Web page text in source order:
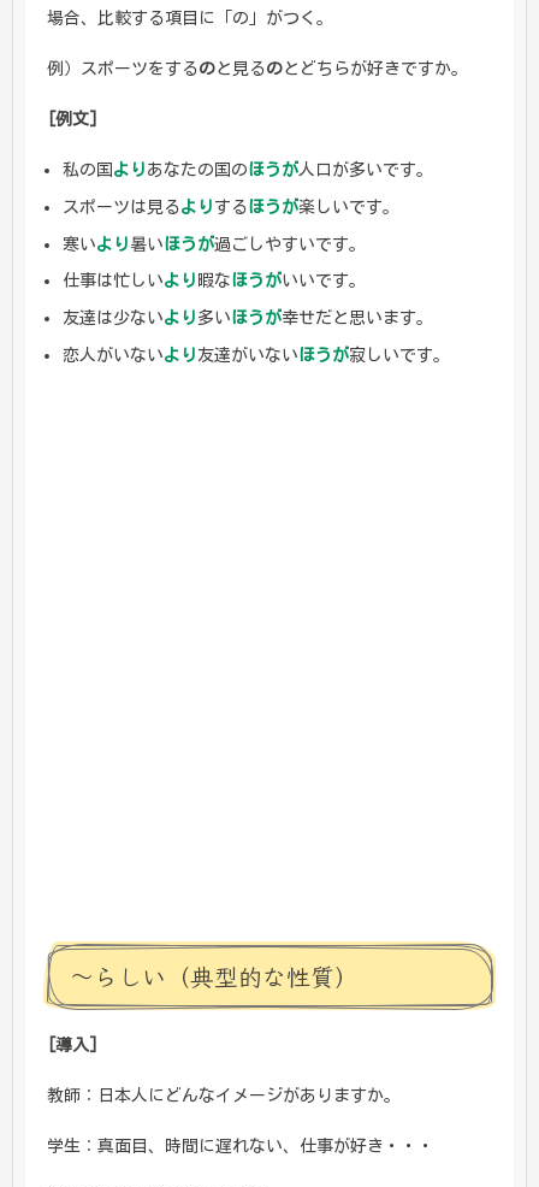
場合、比較する項目に「の」がつく。
例）スポーツをするのと見るのとどちらが好きですか。
[例文]
私の国 より あなたの国のほうが人口が多いです。
スポーツは見るより するほうが楽しいです。
寒いより 暑いほうが過ごしやすいです。
仕事は忙しいより 暇なほうがいいです。
友達は少ないより 多いほうが幸せだと思います。
恋人がいないより 友達がいないほうが寂しいです。
～らしい（典型的な性質）
[導入]
教師：日本人にどんなイメージがありますか。
学生：真面目、時間に遅れない、仕事が好き・・・